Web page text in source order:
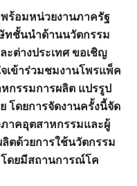
ร้อมหน่วยงานภาครัฐ
ทชั้นนำด้านนวัตกรรม
ะต่างประเทศ ขอเชิญ
เข้าร่วมชมงานโพรแพ็ค
กรรมการผลิต แปรรูป
โดยการจัดงานครั้งนี้จัด
าคอุตสาหกรรมและผู้
ตด้วยการใช้นวัตกรรม
โดยมีสถานการณ์โค